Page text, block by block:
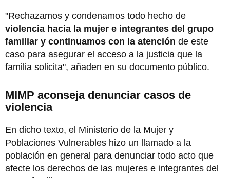
"Rechazamos y condenamos todo hecho de
violencia hacia la mujer e integrantes del grupo
familiar y continuamos con la atención de este
caso para asegurar el acceso a la justicia que la
familia solicita", añaden en su documento público.
MIMP aconseja denunciar casos de
violencia
En dicho texto, el Ministerio de la Mujer y
Poblaciones Vulnerables hizo un llamado a la
población en general para denunciar todo acto que
afecte los derechos de las mujeres e integrantes del